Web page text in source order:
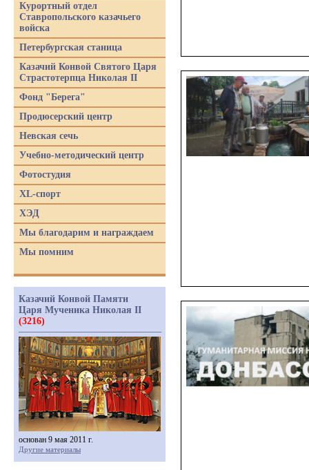
Курортный отдел
Ставропольского казачьего
войска
Петербургская станица
Казачий Конвой Святого Царя
Страстотерпца Николая II
Фонд "Берега"
Продюсерский центр
Невская сечь
Учебно-методический центр
Фотостудия
XL-спорт
ХЭД
Мы благодарим и награждаем
Мы помним
Казачий Конвой Памяти
Царя Мученика Николая II
(3216)
основан 9 мая 2011 г.
Другие материалы